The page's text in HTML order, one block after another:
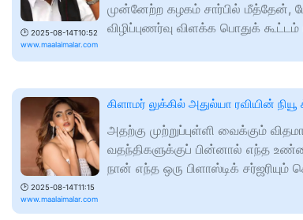
🕑 2025-08-14T10:52
www.maalaimalar.com
முன்னேற்ற கழகம் சார்பில் மீத்தேன்,
விழிப்புணர்வு விளக்க பொதுக்
🕑 2025-08-14T11:15
www.maalaimalar.com
கிளாமர் லுக்கில் அதுல்யா ரவியின்
அதற்கு முற்றுப்புள்ளி வைக்கும்
வதந்திகளுக்குப் பின்னால் எந்த
நான் எந்த ஒரு பிளாஸ்டிக் சர்ஜரியும்